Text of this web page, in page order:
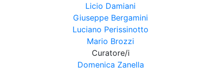
Licio Damiani
Giuseppe Bergamini
Luciano Perissinotto
Mario Brozzi
Curatore/i
Domenica Zanella